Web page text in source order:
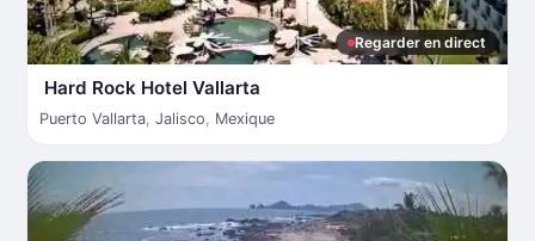
Regarder en direct
Hard Rock Hotel Vallarta
Puerto Vallarta, Jalisco, Mexique